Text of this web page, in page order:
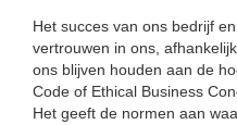
Het succes van ons bedrijf
vertrouwen in ons,
ons blijven houden aan de
Code of Ethical Business
Het geeft de normen aan